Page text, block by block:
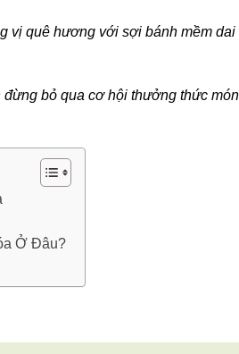
vị quê hương với sợi bánh mềm dai
bỏ qua cơ hội thưởng thức
Ở Đâu?